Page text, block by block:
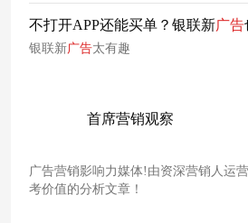
不打开APP还能买单？银联新广告
银联新广告太有趣
首席营销观察
广告营销影响力媒体!由资深营销人运
考价值的分析文章！